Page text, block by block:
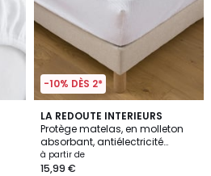
-10% DÈS 2*
LA REDOUTE INTERIEURS
Protège matelas, en molleton
absorbant, antiélectricité
statique, bonnet 27 cm
à partir de
15,99 €
4,4
/ 5